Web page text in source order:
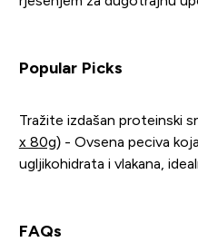
Popular Picks
Tražite izdašan proteinski
x 80g)- Ovsena peciva
ugljikohidrata i vlakana,
FAQs